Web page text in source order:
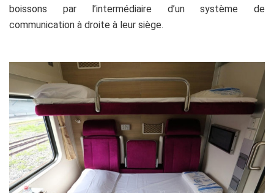
boissons par l’intermédiaire d’un système de
communication à droite à leur siège.